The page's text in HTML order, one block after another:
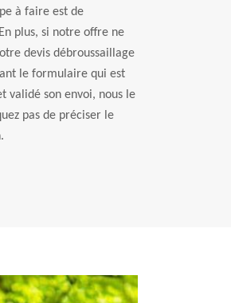
à faire est de
plus, si notre offre ne
devis débroussaillage
le formulaire qui est
validé son envoi, nous le
pas de préciser le